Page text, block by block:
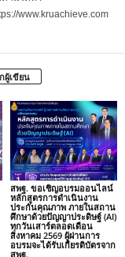
www.kruachieve.com
ผู้เขียน
สพฐ. ขอเชิญอบรมออนไลน์
หลักสูตรการดำเนินงาน
ประกันคุณภาพ ภายในสถาน
ศึกษาด้วยปัญญาประดิษฐ์ (AI)
ทุกวันเสาร์ตลอดเดือน
สิงหาคม 2569 ผู้ผ่านการ
อบรมจะได้รับเกียรติบัตรจาก
สพฐ.